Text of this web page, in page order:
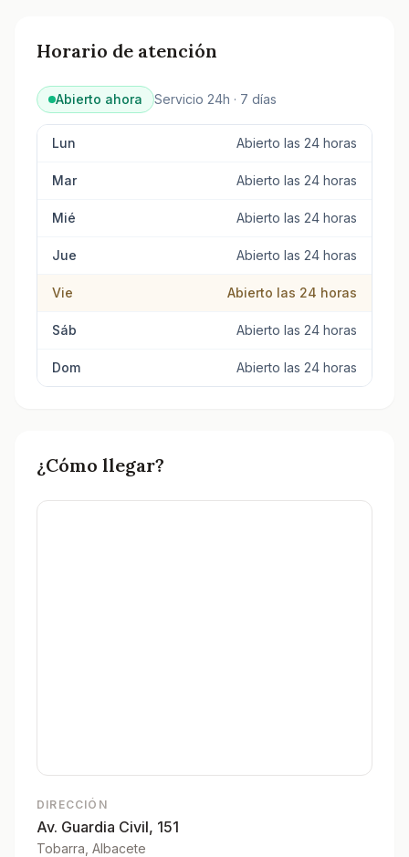
Horario de atención
Abierto ahora Servicio 24h · 7 días
Lun Abierto las 24 horas
Mar Abierto las 24 horas
Mié Abierto las 24 horas
Jue Abierto las 24 horas
Vie Abierto las 24 horas
Sáb Abierto las 24 horas
Dom Abierto las 24 horas
¿Cómo llegar?
DIRECCIÓN
Av. Guardia Civil, 151
Tobarra , Albacete